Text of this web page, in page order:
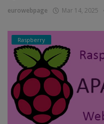
eurowebpage Mar 14, 2025
Raspberry